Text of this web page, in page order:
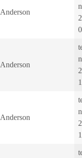
Anderson
Anderson
Anderson